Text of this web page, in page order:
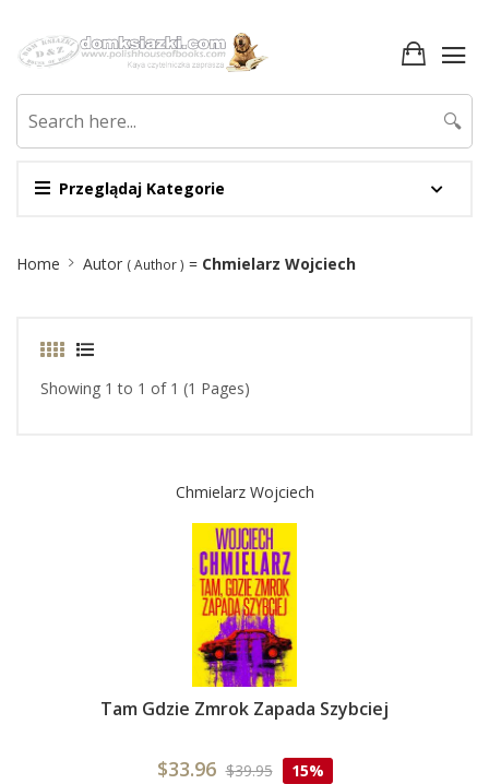
Przeglądaj Kategorie
🔍
Breadcrumb
Home Autor ( Author ) = Chmielarz Wojciech
Showing 1 to 1 of 1 (1 Pages)
Chmielarz Wojciech
Tam Gdzie Zmrok Zapada Szybciej
$33.96 $39.95 15%